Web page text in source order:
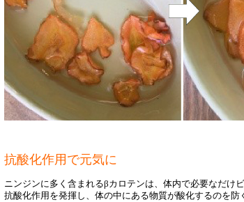
抗酸化作用で元気に
ニンジンに多く含まれるβカロテンは、体内で必要なだけ
抗酸化作用を発揮し、体の中にある物質が酸化するのを防